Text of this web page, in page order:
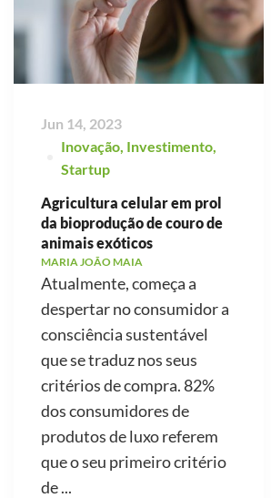
Jun 14, 2023
Inovação Investimento
Startup
Agricultura celular em prol
da bioprodução de couro de
animais exóticos
MARIA JOÃO MAIA
Atualmente, começa a
despertar no consumidor a
consciência sustentável
que se traduz nos seus
critérios de compra. 82%
dos consumidores de
produtos de luxo referem
que o seu primeiro critério
de ...